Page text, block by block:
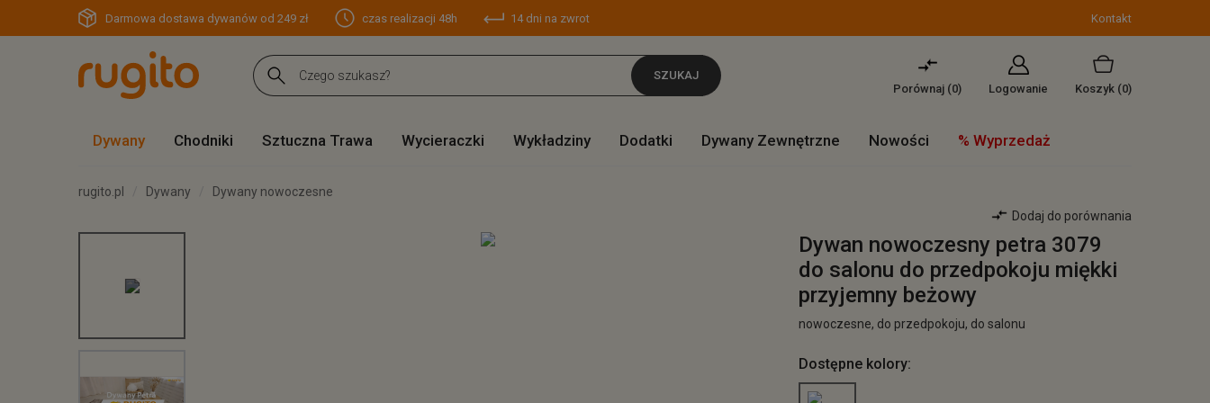
Darmowa dostawa dywanów od 249 zł czas realizacji 48h 14 dni na zwrot Kontakt
SZUKAJ
Porównaj (0) Logowanie Koszyk (0)
Dywany Chodniki Sztuczna Trawa Wycieraczki Wykładziny Dodatki Dywany Zewnętrzne Nowości % Wyprzedaż
rugito.pl Dywany
Dywany nowoczesne
Dodaj do porównania
Dywan nowoczesny petra 3079
do salonu do przedpokoju miękki
przyjemny beżowy
nowoczesne, do przedpokoju, do salonu
Dostępne kolory: